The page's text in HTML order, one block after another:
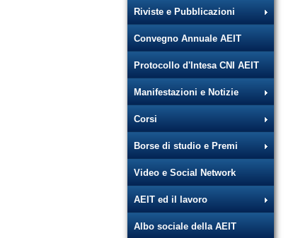
Riviste e Pubblicazioni
Convegno Annuale AEIT
Protocollo d'Intesa CNI AEIT
Manifestazioni e Notizie
Corsi
Borse di studio e Premi
Video e Social Network
AEIT ed il lavoro
Albo sociale della AEIT